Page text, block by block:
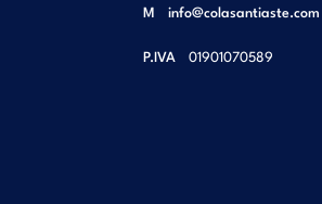
M info@colasantiaste.com
P.IVA 01901070589